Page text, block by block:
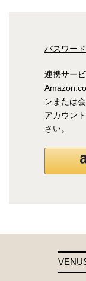
パスワー
連携サー
ンまたは
アカウン
さい。